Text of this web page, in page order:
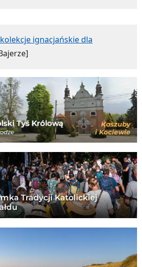
ignacjańskie dla